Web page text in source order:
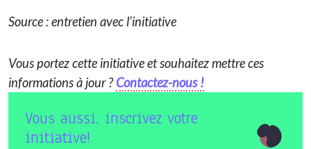
Source :entretien avec l’initiative
Vous portez cette initiative et souhaitez mettre ces
informations à jour ?Contactez-nous !
Vous aussi, inscrivez votre
initiative!